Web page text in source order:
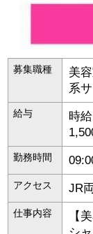
募集職種
美
系
給与
時
勤務時間
アクセス JR
仕事内容
【